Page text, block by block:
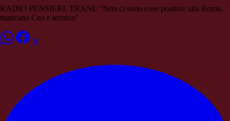
RADIO PENSIERI, TRANI: "Non ci sono cose positive alla Roma,
mancano Ceo e tecnico"